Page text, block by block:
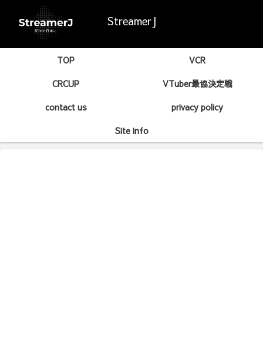
StreamerJ
TOP
VCR
CRCUP
VTuber最協決定戦
contact us
privacy policy
Site info